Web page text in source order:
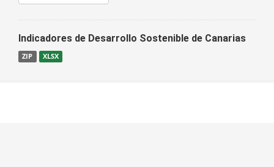
Indicadores de Desarrollo Sostenible de Canarias
ZIP XLSX